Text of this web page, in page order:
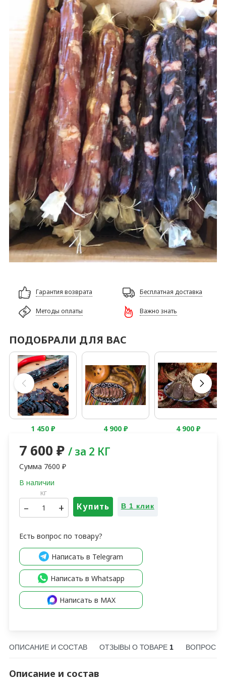
Гарантия возврата Бесплатная доставка
Методы оплаты Важно знать
ПОДОБРАЛИ ДЛЯ ВАС
1 450₽ 4 900₽ 4 900₽
7 600 ₽ / за 2 КГ
Сумма 7600 ₽
кг
– + Купить В 1 клик
Есть вопрос по товару?
Написать в Telegram
Написать в Whatsapp
Написать в MAX
ОПИСАНИЕ И СОСТАВ ОТЗЫВЫ О ТОВАРЕ1 ВОПРОС О
Описание и состав